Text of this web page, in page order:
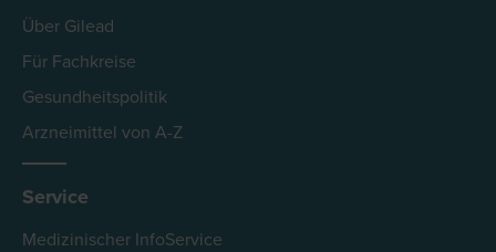
Über Gilead
Für Fachkreise
Gesundheitspolitik
Arzneimittel von A-Z
Service
Medizinischer InfoService